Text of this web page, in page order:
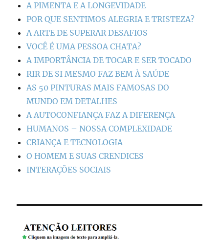
A PIMENTA E A LONGEVIDADE
POR QUE SENTIMOS ALEGRIA E TRISTEZA?
A ARTE DE SUPERAR DESAFIOS
VOCÊ É UMA PESSOA CHATA?
A IMPORTÂNCIA DE TOCAR E SER TOCADO
RIR DE SI MESMO FAZ BEM À SAÚDE
AS 50 PINTURAS MAIS FAMOSAS DO
MUNDO EM DETALHES
A AUTOCONFIANÇA FAZ A DIFERENÇA
HUMANOS – NOSSA COMPLEXIDADE
CRIANÇA E TECNOLOGIA
O HOMEM E SUAS CRENDICES
INTERAÇÕES SOCIAIS